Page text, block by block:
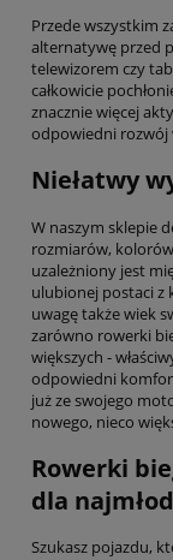
Przede wszystkim
alternatywę przed
telewizorem czy
całkowicie
znacznie więcej
odpowiedni rozwój
Niełatwy
W naszym sklepie
rozmiarów,
uzależniony jest
ulubionej postaci z
uwagę także wiek
zarówno rowerki
większych -
odpowiedni
już ze swojego
nowego, nieco
Rowerki
dla
Szukasz pojazdu,